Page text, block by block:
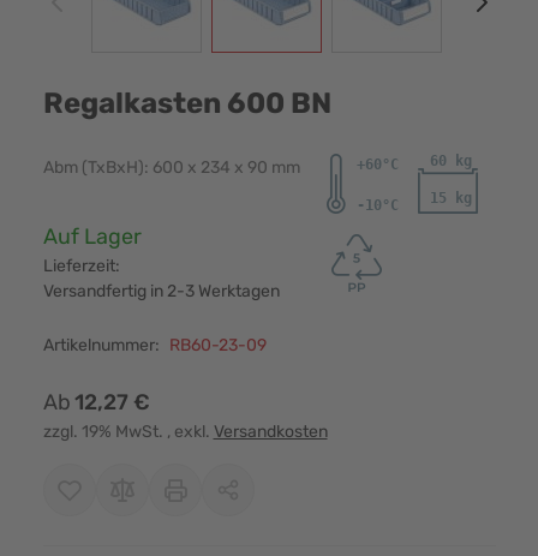
Regalkasten 600 BN
Abm (TxBxH): 600 x 234 x 90 mm
Verfügbarkeit:
Auf Lager
Lieferzeit:
Versandfertig in 2-3 Werktagen
Artikelnummer: RB60-23-09
Ab12,27 €
zzgl. 19% MwSt. , exkl. Versandkosten